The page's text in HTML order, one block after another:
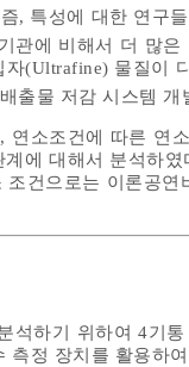
, 특성에 대한 연구
관에 비해서 더 많은
(Ultrafine) 물질이
출물 저감 시스템 개
연소조건에 따른 연
에 대해서 분석하
건으로는 이론공
석하기 위하여 4기
측정 장치를 활용하